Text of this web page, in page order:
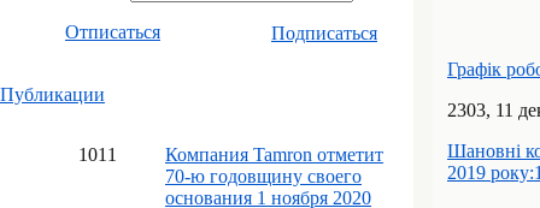
Отписаться Подписаться
Публикации
1011
Компания Tamron отметит
70-ю годовщину своего
основания 1 ноября 2020
Графік
2303, 11
Шановні
2019